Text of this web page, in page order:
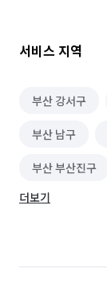
서비스 지역
부산 강서구
부산 남구
부산 부산진구
부산 사하구
부산 해운대구
더보기